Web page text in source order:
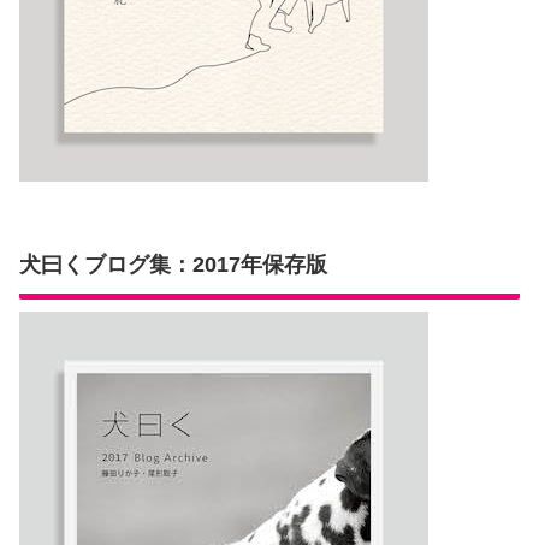
犬曰くブログ集：2017年保存版